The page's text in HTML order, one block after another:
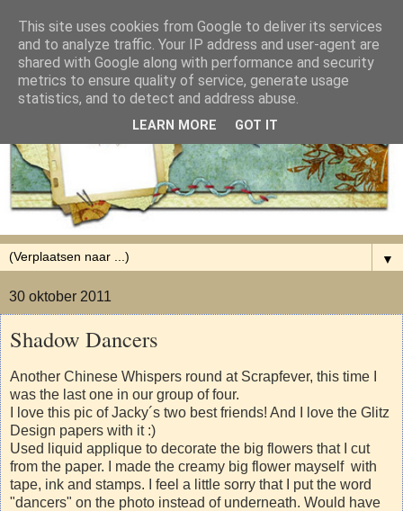
▼
30 oktober 2011
Shadow Dancers
Another Chinese Whispers round at Scrapfever, this time I
was the last one in our group of four.
I love this pic of Jacky´s two best friends! And I love the Glitz
Design papers with it :)
Used liquid applique to decorate the big flowers that I cut
from the paper. I made the creamy big flower mayself with
tape, ink and stamps. I feel a little sorry that I put the word
"dancers" on the photo instead of underneath. Would have
This site uses cookies from Google to deliver its services
and to analyze traffic. Your IP address and user-agent are
shared with Google along with performance and security
metrics to ensure quality of service, generate usage
statistics, and to detect and address abuse.
LEARN MORE GOT IT